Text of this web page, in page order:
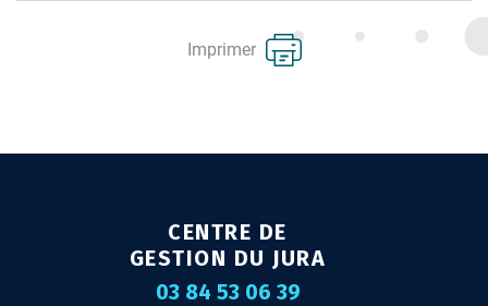
SANTÉ ET PRÉVENTION DES
RISQUES PROFESSIONNELS
LIENS UTILES
Imprimer
CENTRE DE
GESTION DU JURA
03 84 53 06 39